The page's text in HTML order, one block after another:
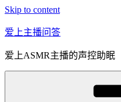
Skip to content
爱上主播问答
爱上ASMR主播的声控助眠